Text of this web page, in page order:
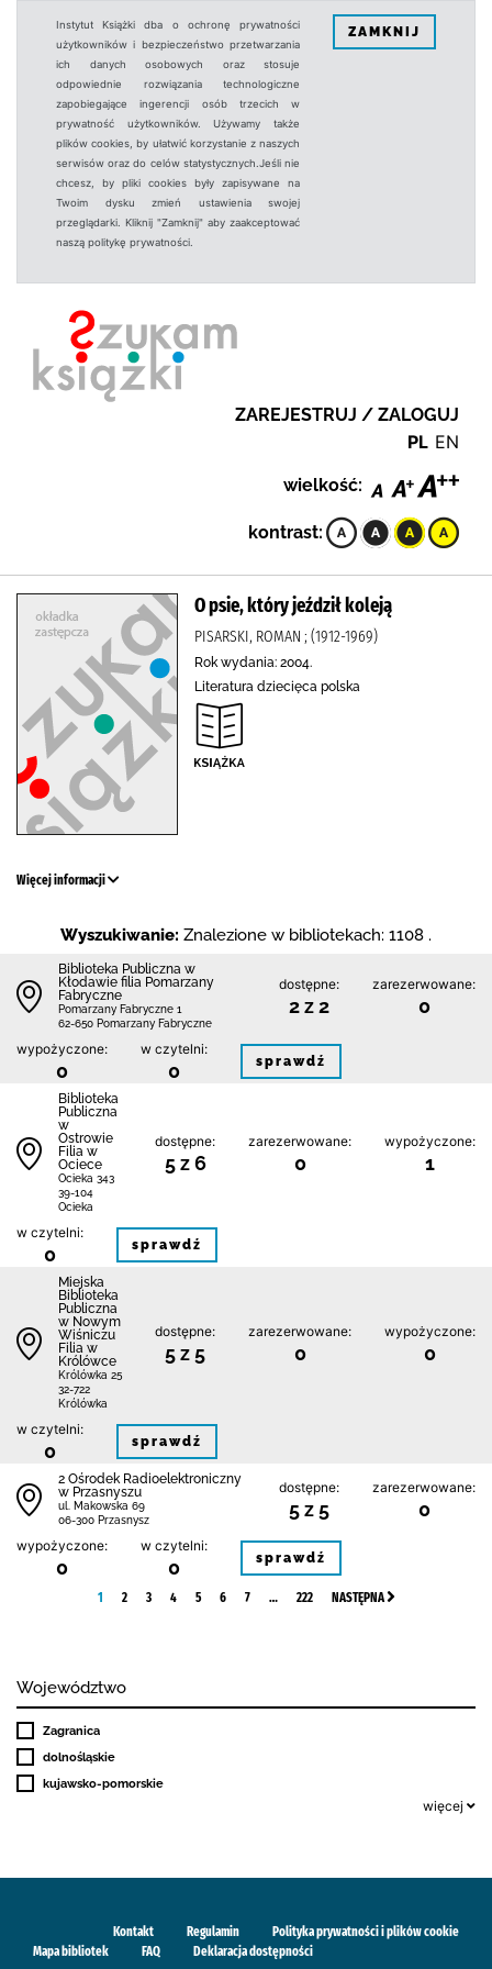
Instytut Książki dba o ochronę prywatności
użytkowników i bezpieczeństwo przetwarzania
ich danych osobowych oraz stosuje
odpowiednie rozwiązania technologiczne
zapobiegające ingerencji osób trzecich w
prywatność użytkowników. Używamy także
plików cookies, by ułatwić korzystanie z naszych
serwisów oraz do celów statystycznych.Jeśli nie
chcesz, by pliki cookies były zapisywane na
Twoim dysku zmień ustawienia swojej
przeglądarki. Kliknij "Zamknij" aby zaakceptować
naszą politykę prywatności.
ZAMKNIJ
ZAREJESTRUJ / ZALOGUJ
PL EN
wielkość:
kontrast:
O psie, który jeździł koleją
PISARSKI, ROMAN ; (1912-1969)
Rok wydania: 2004.
Literatura dziecięca polska
Więcej informacji
Wyszukiwanie: Znalezione w bibliotekach: 1108 .
Biblioteka Publiczna w
Kłodawie filia Pomarzany
Fabryczne
Pomarzany Fabryczne 1
62-650 Pomarzany Fabryczne
dostępne:
2 z 2
zarezerwowane:
0
wypożyczone:
0
w czytelni:
0 sprawdź
Biblioteka
Publiczna
w
Ostrowie
Filia w
Ociece
Ocieka 343
39-104
Ocieka
dostępne:
5 z 6
zarezerwowane:
0
wypożyczone:
1
w czytelni:
0 sprawdź
Miejska
Biblioteka
Publiczna
w Nowym
Wiśniczu
Filia w
Królówce
Królówka 25
32-722
Królówka
dostępne:
5 z 5
zarezerwowane:
0
wypożyczone:
0
w czytelni:
0 sprawdź
2 Ośrodek Radioelektroniczny
w Przasnyszu
ul. Makowska 69
06-300 Przasnysz
dostępne:
5 z 5
zarezerwowane:
0
wypożyczone:
0
w czytelni:
0 sprawdź
1 2 3 4 5 6 7 … 222 NASTĘPNA
Województwo
Zagranica
dolnośląskie
kujawsko-pomorskie
więcej
Kontakt Regulamin
Polityka prywatności i plików cookie
Mapa bibliotek
FAQ Deklaracja dostępności